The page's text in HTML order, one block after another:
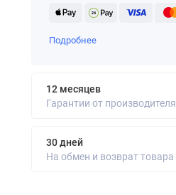
Подробнее
12 месяцев
Гарантии от производителя
30 дней
На обмен и возврат товара